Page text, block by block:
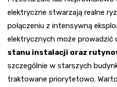
elektryczne stwarzają realne
połączeniu z intensywną
elektrycznych może prowadzić
stanu instalacji oraz
szczególnie w starszych
traktowane priorytetowo.